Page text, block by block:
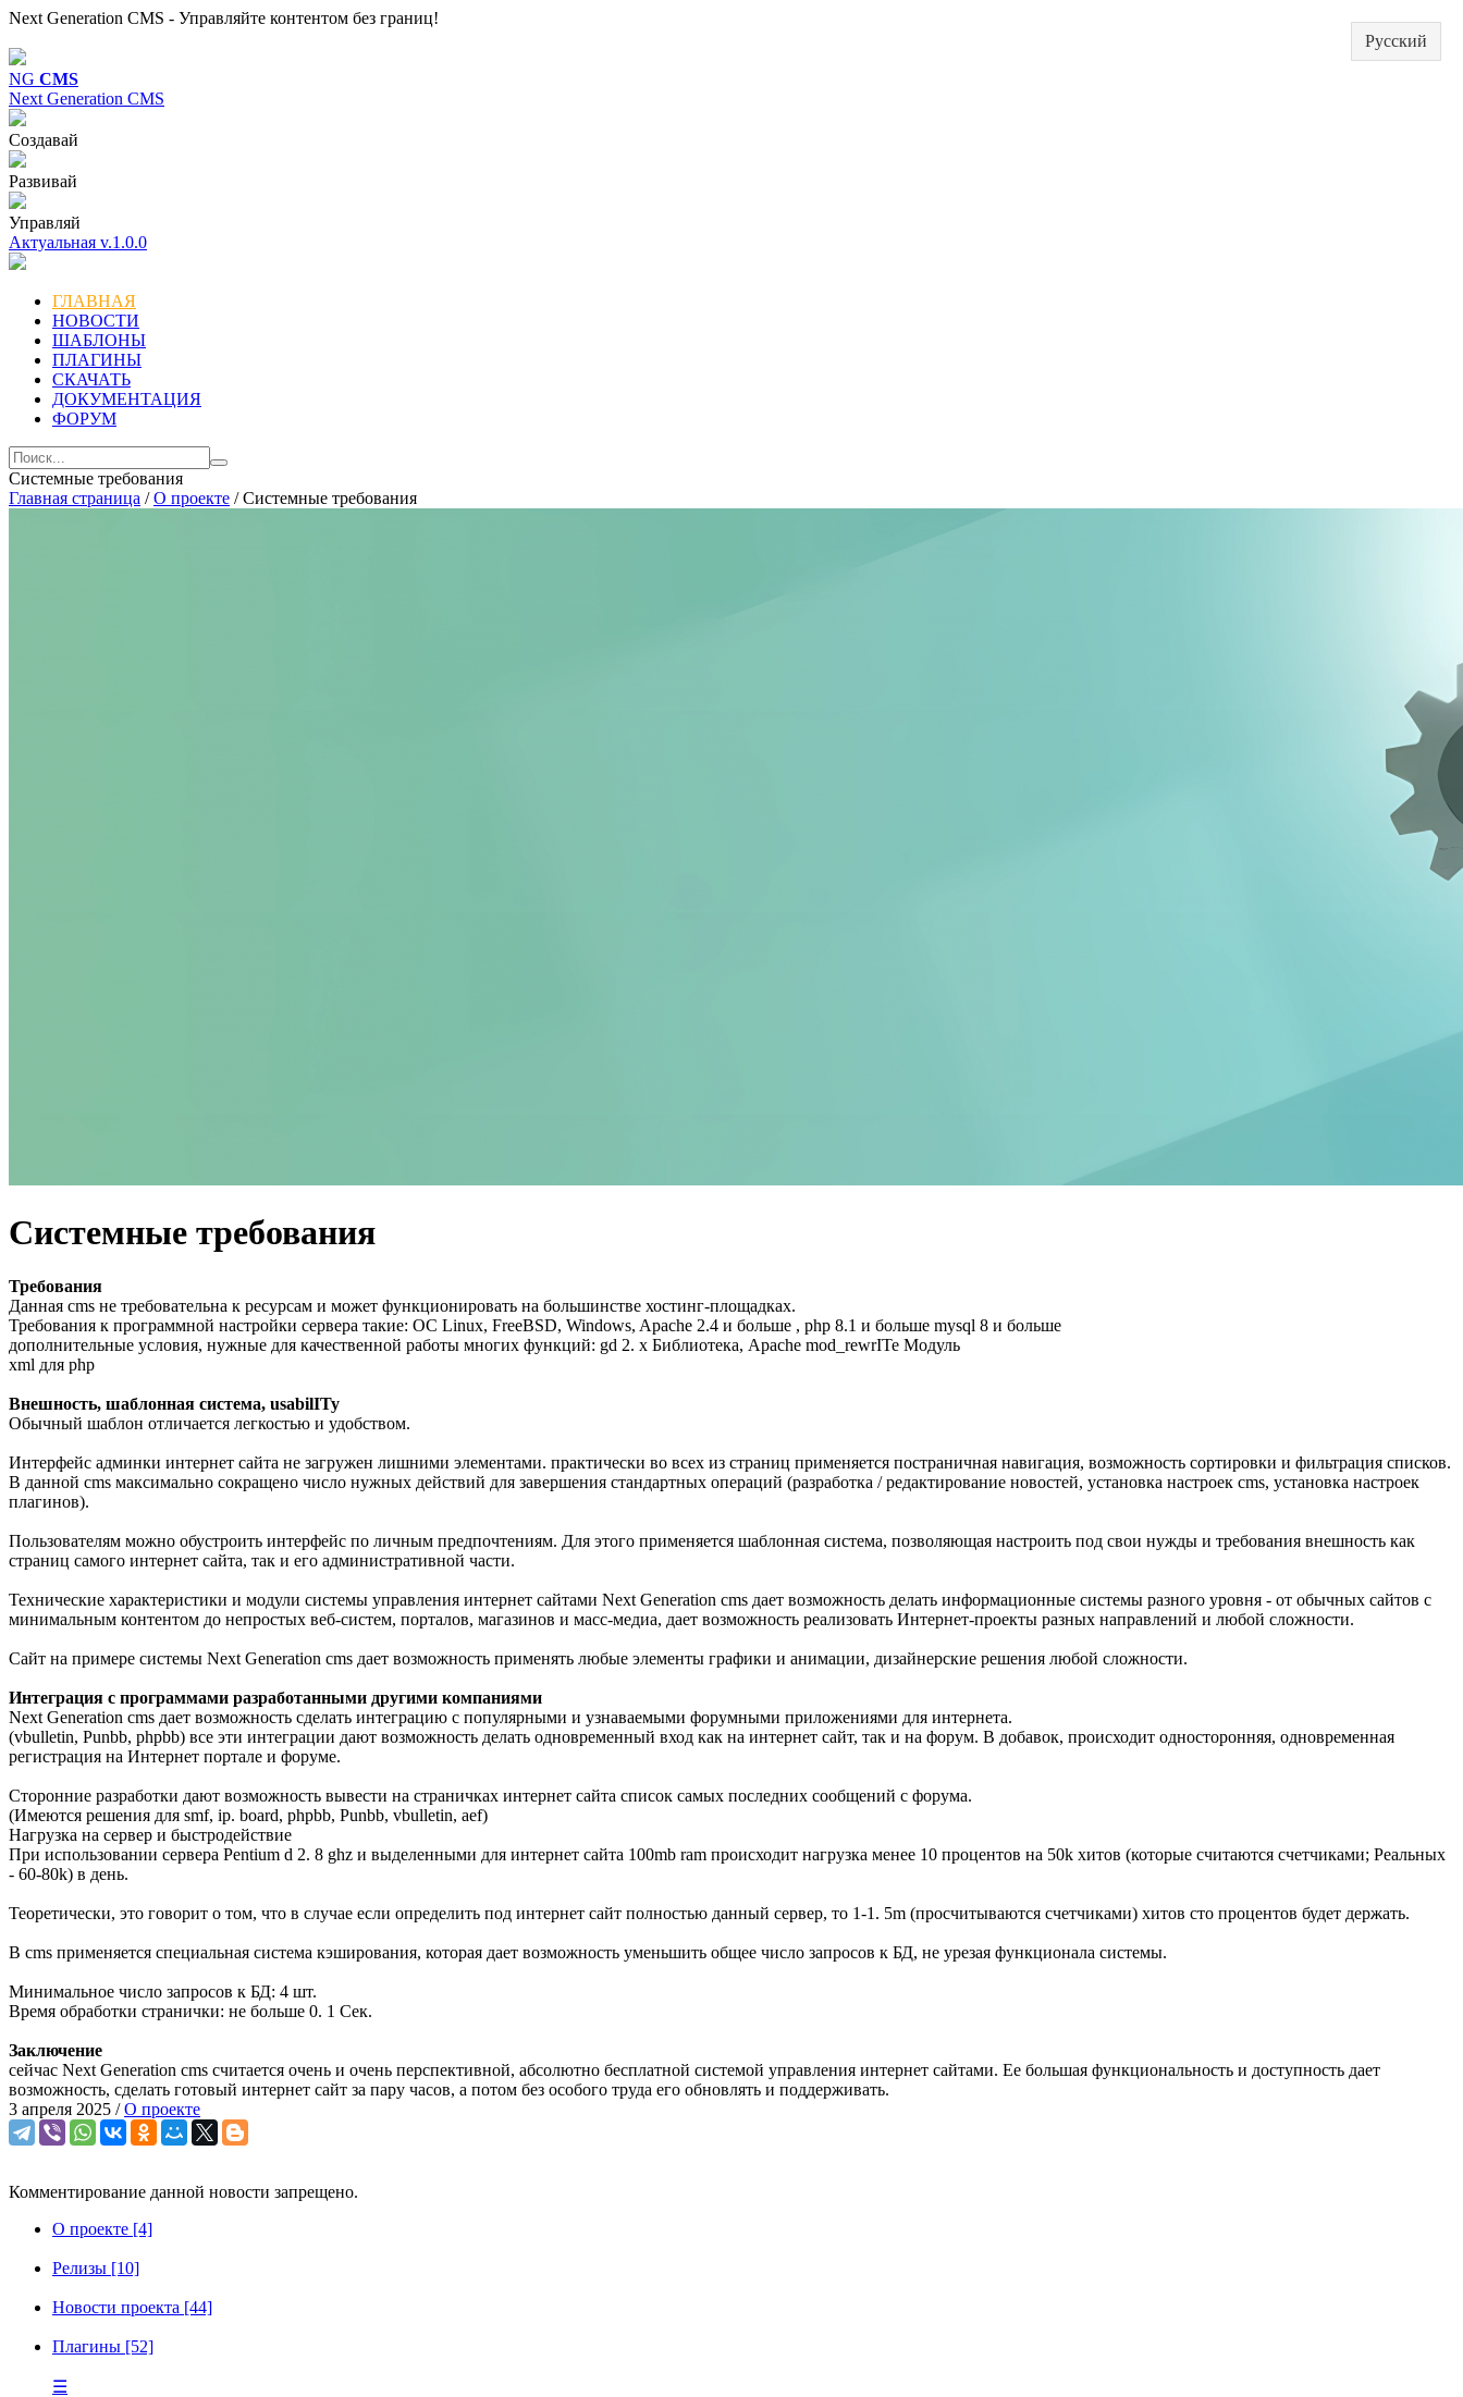
Next Generation CMS - Управляйте контентом без границ!
NG CMS
Next Generation CMS
Создавай
Развивай
Управляй
Актуальная v.1.0.0
ГЛАВНАЯ
НОВОСТИ
ШАБЛОНЫ
ПЛАГИНЫ
СКАЧАТЬ
ДОКУМЕНТАЦИЯ
ФОРУМ
Системные требования
Главная страница /О проекте / Системные требования
Системные требования
Требования
Данная cms не требовательна к ресурсам и может функционировать на большинстве хостинг-площадках.
Требования к программной настройки сервера такие: ОС Linux, FreeBSD, Windows, Apache 2.4 и больше , php 8.1 и больше mysql 8 и больше
дополнительные условия, нужные для качественной работы многих функций: gd 2. x Библиотека, Apache mod_rewrITe Модуль
xml для php
Внешность, шаблонная система, usabilITy
Обычный шаблон отличается легкостью и удобством.
Интерфейс админки интернет сайта не загружен лишними элементами. практически во всех из страниц применяется постраничная навигация, возможность сортировки и фильтрация списков.
В данной cms максимально сокращено число нужных действий для завершения стандартных операций (разработка / редактирование новостей, установка настроек cms, установка настроек
плагинов).
Пользователям можно обустроить интерфейс по личным предпочтениям. Для этого применяется шаблонная система, позволяющая настроить под свои нужды и требования внешность как
страниц самого интернет сайта, так и его административной части.
Технические характеристики и модули системы управления интернет сайтами Next Generation cms дает возможность делать информационные системы разного уровня - от обычных сайтов с
минимальным контентом до непростых веб-систем, порталов, магазинов и масс-медиа, дает возможность реализовать Интернет-проекты разных направлений и любой сложности.
Сайт на примере системы Next Generation cms дает возможность применять любые элементы графики и анимации, дизайнерские решения любой сложности.
Интеграция с программами разработанными другими компаниями
Next Generation cms дает возможность сделать интеграцию с популярными и узнаваемыми форумными приложениями для интернета.
(vbulletin, Punbb, phpbb) все эти интеграции дают возможность делать одновременный вход как на интернет сайт, так и на форум. В добавок, происходит односторонняя, одновременная
регистрация на Интернет портале и форуме.
Сторонние разработки дают возможность вывести на страничках интернет сайта список самых последних сообщений с форума.
(Имеются решения для smf, ip. board, phpbb, Punbb, vbulletin, aef)
Нагрузка на сервер и быстродействие
При использовании сервера Pentium d 2. 8 ghz и выделенными для интернет сайта 100mb ram происходит нагрузка менее 10 процентов на 50k хитов (которые считаются счетчиками; Реальных
- 60-80k) в день.
Теоретически, это говорит о том, что в случае если определить под интернет сайт полностью данный сервер, то 1-1. 5m (просчитываются счетчиками) хитов сто процентов будет держать.
В cms применяется специальная система кэширования, которая дает возможность уменьшить общее число запросов к БД, не урезая функционала системы.
Минимальное число запросов к БД: 4 шт.
Время обработки странички: не больше 0. 1 Сек.
Заключение
сейчас Next Generation cms считается очень и очень перспективной, абсолютно бесплатной системой управления интернет сайтами. Ее большая функциональность и доступность дает
возможность, сделать готовый интернет сайт за пару часов, а потом без особого труда его обновлять и поддерживать.
3 апреля 2025 /О проекте
Комментирование данной новости запрещено.
О проекте [4]
Релизы [10]
Новости проекта [44]
Плагины [52]
☰
Русский